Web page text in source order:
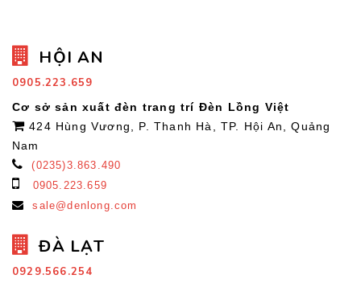
HỘI AN
0905.223.659
Cơ sở sản xuất đèn trang trí Đèn Lồng Việt
424 Hùng Vương, P. Thanh Hà, TP. Hội An, Quảng
Nam
(0235)3.863.490
0905.223.659
sale@denlong.com
ĐÀ LẠT
0929.566.254